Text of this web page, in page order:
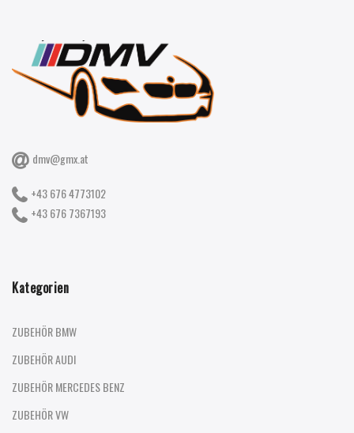
dmv@gmx.at
+43 676 4773102
+43 676 7367193
Kategorien
ZUBEHÖR BMW
ZUBEHÖR AUDI
ZUBEHÖR MERCEDES BENZ
ZUBEHÖR VW